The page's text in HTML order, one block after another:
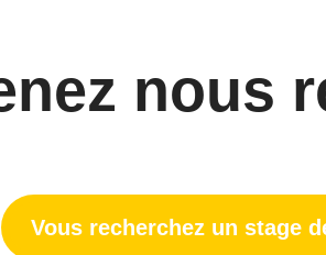
nous
Vous recherchez un stage